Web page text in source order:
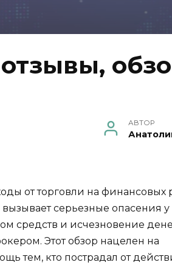
АВТОР
от торговли на финансовых
серьезные опасения у
средств и исчезновение
Этот обзор нацелен на
тем, кто пострадал от